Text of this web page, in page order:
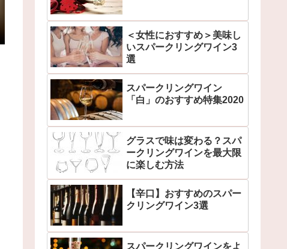
＜女性におすすめ＞美味し
いスパークリングワイン3
選
スパークリングワイン
「白」のおすすめ特集2020
グラスで味は変わる？スパ
ークリングワインを最大限
に楽しむ方法
【辛口】おすすめのスパー
クリングワイン3選
スパークリングワインをよ